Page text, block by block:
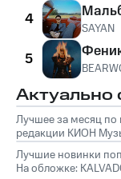
4 SAYAN
5
Актуально
Лучшее за месяц
редакции КИОН
обложке: Marselle
Лучшие новинки
На обложке: